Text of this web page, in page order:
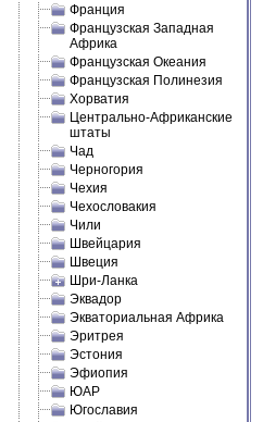
Франция
Французская Западная
Африка
Французская Океания
Французская Полинезия
Хорватия
Центрально-Африканские
штаты
Чад
Черногория
Чехия
Чехословакия
Чили
Швейцария
Швеция
Шри-Ланка
Эквадор
Экваториальная Африка
Эритрея
Эстония
Эфиопия
ЮАР
Югославия